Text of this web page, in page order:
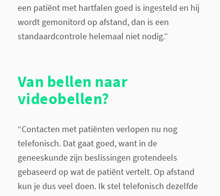
een patiënt met hartfalen goed is ingesteld en hij
wordt gemonitord op afstand, dan is een
standaardcontrole helemaal niet nodig.”
Van bellen naar
videobellen?
“Contacten met patiënten verlopen nu nog
telefonisch. Dat gaat goed, want in de
geneeskunde zijn beslissingen grotendeels
gebaseerd op wat de patiënt vertelt. Op afstand
kun je dus veel doen. Ik stel telefonisch dezelfde